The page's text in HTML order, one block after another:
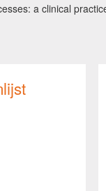
a clinical